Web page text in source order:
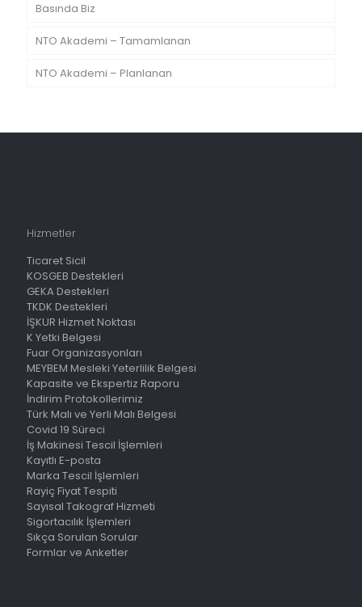
Basında Biz
NTO Akademi – Tamamlanan
NTO Akademi – Planlanan
Hizmetler
Ticaret Sicil
KOSGEB Destekleri
GEKA Destekleri
TKDK Destekleri
İŞKUR Hizmet Noktası
K Yetki Belgesi
Fuar Organizasyonları
MEYBEM Mesleki Yeterlilik Belgesi
Kapasite ve Ekspertiz Raporu
İndirim Protokollerimiz
Türk Malı ve Yerli Malı Belgesi
Covid 19 Süreci
İş Makinesi Tescil İşlemleri
Kayıtlı E-posta
Marka Tescil İşlemleri
Rayiç Fiyat Tespiti
Sayısal Takograf Hizmeti
Sigortacılık İşlemleri
Sıkça Sorulan Sorular
Formlar ve Anketler